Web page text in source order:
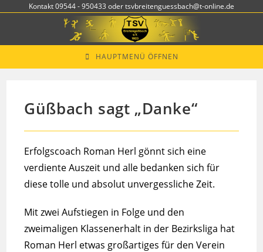
Kontakt 09544 - 950433 oder tsvbreitenguessbach@t-online.de
HAUPTMENÜ ÖFFNEN
Güßbach sagt „Danke“
Erfolgscoach Roman Herl gönnt sich eine
verdiente Auszeit und alle bedanken sich für
diese tolle und absolut unvergessliche Zeit.
Mit zwei Aufstiegen in Folge und den
zweimaligen Klassenerhalt in der Bezirksliga hat
Roman Herl etwas großartiges für den Verein